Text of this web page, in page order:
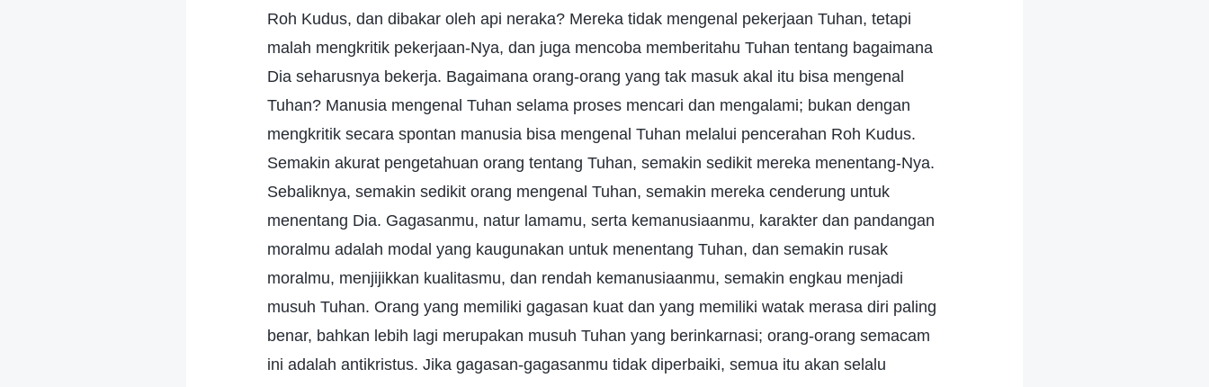
Roh Kudus, dan dibakar oleh api neraka? Mereka tidak mengenal pekerjaan Tuhan, tetapi
malah mengkritik pekerjaan-Nya, dan juga mencoba memberitahu Tuhan tentang bagaimana
Dia seharusnya bekerja. Bagaimana orang-orang yang tak masuk akal itu bisa mengenal
Tuhan? Manusia mengenal Tuhan selama proses mencari dan mengalami; bukan dengan
mengkritik secara spontan manusia bisa mengenal Tuhan melalui pencerahan Roh Kudus.
Semakin akurat pengetahuan orang tentang Tuhan, semakin sedikit mereka menentang-Nya.
Sebaliknya, semakin sedikit orang mengenal Tuhan, semakin mereka cenderung untuk
menentang Dia. Gagasanmu, natur lamamu, serta kemanusiaanmu, karakter dan pandangan
moralmu adalah modal yang kaugunakan untuk menentang Tuhan, dan semakin rusak
moralmu, menjijikkan kualitasmu, dan rendah kemanusiaanmu, semakin engkau menjadi
musuh Tuhan. Orang yang memiliki gagasan kuat dan yang memiliki watak merasa diri paling
benar, bahkan lebih lagi merupakan musuh Tuhan yang berinkarnasi; orang-orang semacam
ini adalah antikristus. Jika gagasan-gagasanmu tidak diperbaiki, semua itu akan selalu